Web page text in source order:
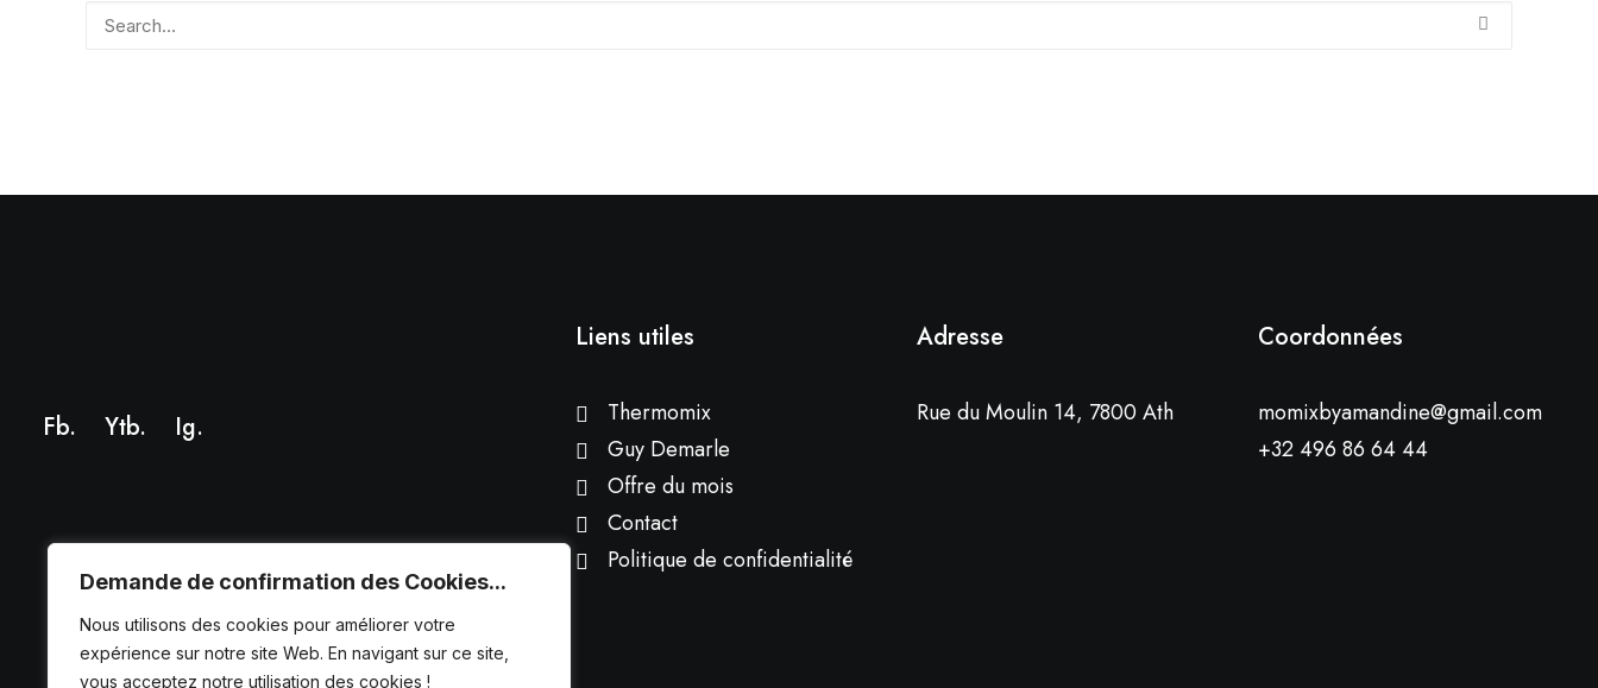
Demande de confirmation des Cookies...
Nous utilisons des cookies pour améliorer votre
expérience sur notre site Web. En navigant sur ce site,
vous acceptez notre utilisation des cookies !
Fb. Ytb. Ig.
Liens utiles
Thermomix
Guy Demarle
Offre du mois
Contact
Politique de confidentialité
Adresse
Rue du Moulin 14, 7800 Ath
Coordonnées
momixbyamandine@gmail.com
+32 496 86 64 44